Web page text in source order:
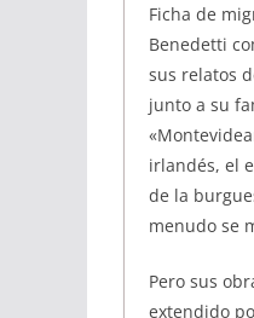
Ficha de
Benedetti
sus relatos
junto a su
irlandés, el
de la
menudo se
Pero sus
extendido